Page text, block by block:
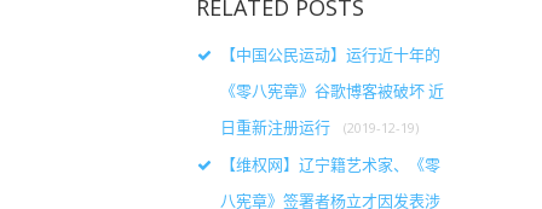
RELATED POSTS
【中国公民运动】运行近十年的
《零八宪章》谷歌博客被破坏 近
日重新注册运行
(2019-12-19)
【维权网】辽宁籍艺术家、《零
八宪章》签署者杨立才因发表涉